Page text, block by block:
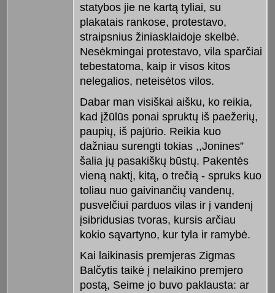
statybos jie ne kartą tyliai, su
plakatais rankose, protestavo,
straipsnius žiniasklaidoje skelbė.
Nesėkmingai protestavo, vila sparčiai
tebestatoma, kaip ir visos kitos
nelegalios, neteisėtos vilos.
Dabar man visiškai aišku, ko reikia,
kad įžūlūs ponai spruktų iš paežerių,
paupių, iš pajūrio. Reikia kuo
dažniau surengti tokias ,,Jonines”
šalia jų pasakiškų būstų. Pakentės
vieną naktį, kitą, o trečią - spruks kuo
toliau nuo gaivinančių vandenų,
pusvelčiui parduos vilas ir į vandenį
įsibridusias tvoras, kursis arčiau
kokio sąvartyno, kur tyla ir ramybė.
Kai laikinasis premjeras Zigmas
Balčytis taikė į nelaikino premjero
postą, Seime jo buvo paklausta: ar